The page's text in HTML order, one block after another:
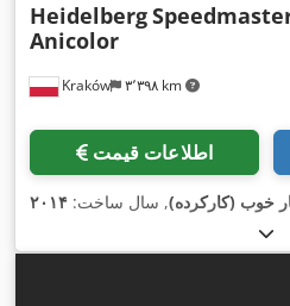
Kraków ۳٬۳۹۸ km
Heidelberg
Anicolor
اطلاعات قیمت
خوب (کارکرده), سال ساخت: ۲۰۱۴